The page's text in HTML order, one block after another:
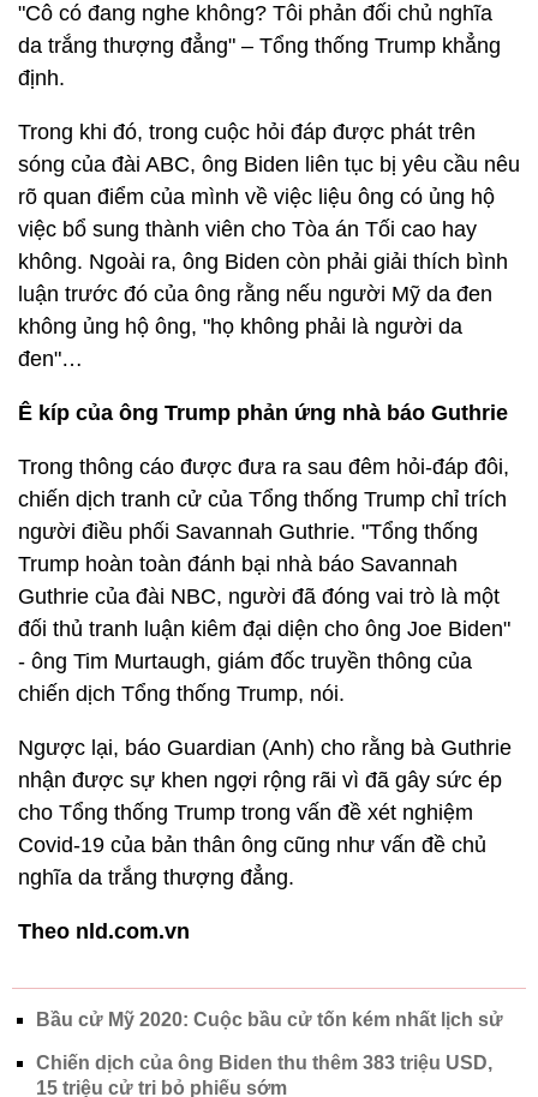
"Cô có đang nghe không? Tôi phản đối chủ nghĩa
da trắng thượng đẳng" – Tổng thống Trump khẳng
định.
Trong khi đó, trong cuộc hỏi đáp được phát trên
sóng của đài ABC, ông Biden liên tục bị yêu cầu nêu
rõ quan điểm của mình về việc liệu ông có ủng hộ
việc bổ sung thành viên cho Tòa án Tối cao hay
không. Ngoài ra, ông Biden còn phải giải thích bình
luận trước đó của ông rằng nếu người Mỹ da đen
không ủng hộ ông, "họ không phải là người da
đen"…
Ê kíp của ông Trump phản ứng nhà báo Guthrie
Trong thông cáo được đưa ra sau đêm hỏi-đáp đôi,
chiến dịch tranh cử của Tổng thống Trump chỉ trích
người điều phối Savannah Guthrie. "Tổng thống
Trump hoàn toàn đánh bại nhà báo Savannah
Guthrie của đài NBC, người đã đóng vai trò là một
đối thủ tranh luận kiêm đại diện cho ông Joe Biden"
- ông Tim Murtaugh, giám đốc truyền thông của
chiến dịch Tổng thống Trump, nói.
Ngược lại, báo Guardian (Anh) cho rằng bà Guthrie
nhận được sự khen ngợi rộng rãi vì đã gây sức ép
cho Tổng thống Trump trong vấn đề xét nghiệm
Covid-19 của bản thân ông cũng như vấn đề chủ
nghĩa da trắng thượng đẳng.
Theo nld.com.vn
Bầu cử Mỹ 2020: Cuộc bầu cử tốn kém nhất lịch sử
Chiến dịch của ông Biden thu thêm 383 triệu USD,
15 triệu cử tri bỏ phiếu sớm